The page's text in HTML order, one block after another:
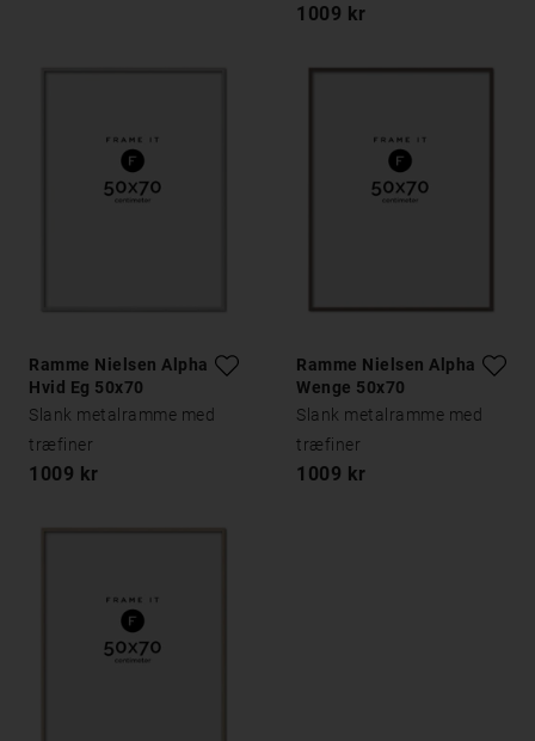
1009 kr
Ramme Nielsen Alpha
Hvid Eg 50x70
Slank metalramme med
træfiner
1009 kr
Ramme Nielsen Alpha
Wenge 50x70
Slank metalramme med
træfiner
1009 kr